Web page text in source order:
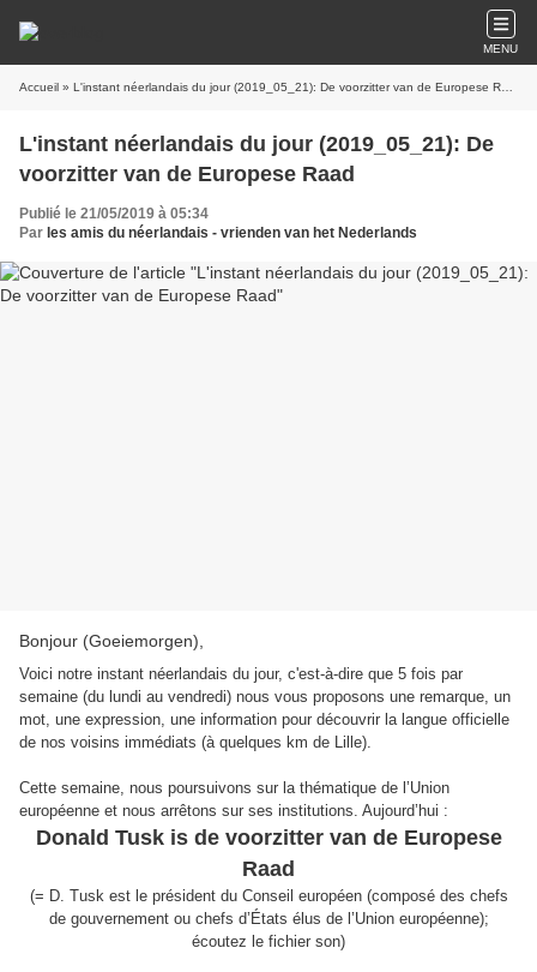
MENU
Accueil » L'instant néerlandais du jour (2019_05_21): De voorzitter van de Europese Raad
L'instant néerlandais du jour (2019_05_21): De
voorzitter van de Europese Raad
Publié le 21/05/2019 à 05:34
Par les amis du néerlandais - vrienden van het Nederlands
Bonjour (Goeiemorgen),
Voici notre instant néerlandais du jour, c'est-à-dire que 5 fois par
semaine (du lundi au vendredi) nous vous proposons une remarque, un
mot, une expression, une information pour découvrir la langue officielle
de nos voisins immédiats (à quelques km de Lille).
Cette semaine, nous poursuivons sur la thématique de l’Union
européenne et nous arrêtons sur ses institutions. Aujourd’hui :
Donald Tusk is de voorzitter van de Europese
Raad
(= D. Tusk est le président du Conseil européen (composé des chefs
de gouvernement ou chefs d’États élus de l’Union européenne);
écoutez le fichier son)